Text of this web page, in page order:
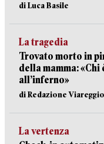
di Luca Basile
La tragedia
Trovato morto in
della mamma:
all’inferno»
di Redazione Viareggio
La vertenza